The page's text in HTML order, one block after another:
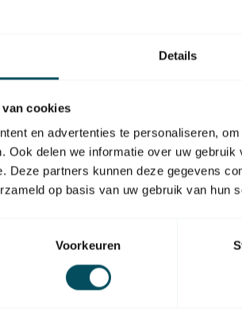
Details
cookies
en advertenties te personaliseren,
Ook delen we informatie over uw
Deze partners kunnen deze gegevens
op basis van uw gebruik van hun
Voorkeuren
Black oder Altron RadioBlack
und Motorlager gleich mitbestellen.
Rohrmotoren sind nicht miteinander
und einen festen oberen